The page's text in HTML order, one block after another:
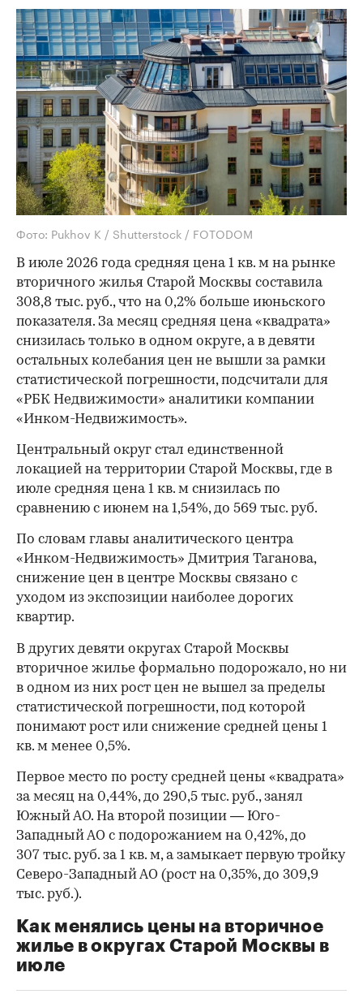
Фото: Pukhov K / Shutterstock / FOTODOM
В июле 2026 года средняя цена 1 кв. м на рынке
вторичного жилья Старой Москвы составила
308,8 тыс. руб., что на 0,2% больше июньского
показателя. За месяц средняя цена «квадрата»
снизилась только в одном округе, а в девяти
остальных колебания цен не вышли за рамки
статистической погрешности, подсчитали для
«РБК Недвижимости» аналитики компании
«Инком-Недвижимость».
Центральный округ стал единственной
локацией на территории Старой Москвы, где в
июле средняя цена 1 кв. м снизилась по
сравнению с июнем на 1,54%, до 569 тыс. руб.
По словам главы аналитического центра
«Инком-Недвижимость» Дмитрия Таганова,
снижение цен в центре Москвы связано с
уходом из экспозиции наиболее дорогих
квартир.
00:00 00:00
В других девяти округах Старой Москвы
вторичное жилье формально подорожало, но ни
в одном из них рост цен не вышел за пределы
статистической погрешности, под которой
понимают рост или снижение средней цены 1
кв. м менее 0,5%.
Первое место по росту средней цены «квадрата»
за месяц на 0,44%, до 290,5 тыс. руб., занял
Южный АО. На второй позиции — Юго-
Западный АО с подорожанием на 0,42%, до
307 тыс. руб. за 1 кв. м, а замыкает первую тройку
Северо-Западный АО (рост на 0,35%, до 309,9
тыс. руб.).
Как менялись цены на вторичное
жилье в округах Старой Москвы в
июле